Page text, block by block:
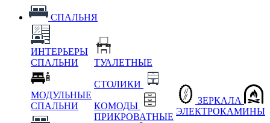
СПАЛЬНЯ
ИНТЕРЬЕРЫ
СПАЛЬНИ
МОДУЛЬНЫЕ
СПАЛЬНИ
ТУАЛЕТНЫЕ
СТОЛИКИ
КОМОДЫ
ПРИКРОВАТНЫЕ
ЗЕРКАЛА
ЭЛЕКТРОКАМИНЫ